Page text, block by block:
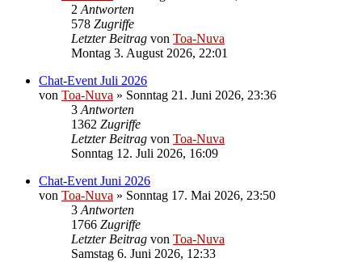
2 Antworten
578 Zugriffe
Letzter Beitrag von Toa-Nuva
Montag 3. August 2026, 22:01
Chat-Event Juli 2026
von Toa-Nuva » Sonntag 21. Juni 2026, 23:36
3 Antworten
1362 Zugriffe
Letzter Beitrag von Toa-Nuva
Sonntag 12. Juli 2026, 16:09
Chat-Event Juni 2026
von Toa-Nuva » Sonntag 17. Mai 2026, 23:50
3 Antworten
1766 Zugriffe
Letzter Beitrag von Toa-Nuva
Samstag 6. Juni 2026, 12:33